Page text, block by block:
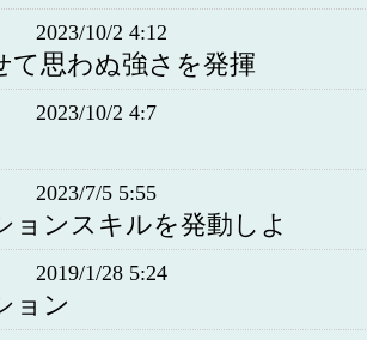
2023/10/2 4:12
て思わぬ強さを発揮
2023/10/2 4:7
2023/7/5 5:55
ョンスキルを発動しよ
2019/1/28 5:24
ョン